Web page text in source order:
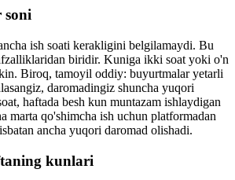
soni
ish soati kerakligini belgilamaydi. Bu
biridir. Kuniga ikki soat yoki o'n
Biroq, tamoyil oddiy: buyurtmalar yetarli
daromadingiz shuncha yuqori
haftada besh kun muntazam ishlaydigan
marta qo'shimcha ish uchun platformadan
ancha yuqori daromad olishadi.
kunlari